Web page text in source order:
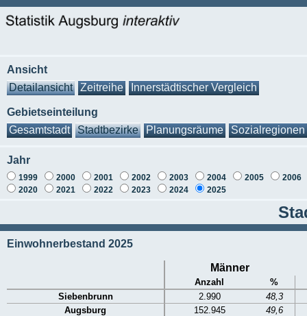
Ansicht
Detailansicht
Zeitreihe Innerstädtischer Vergleich
Gebietseinteilung
Gesamtstadt
Stadtbezirke Planungsräume Sozialregionen
Jahr
1999 2000 2001 2002 2003 2004 2005
2006
2020
2021 2022 2023 2024 2025
Einwohnerbestand 2025
Männer
Anzahl
%
Siebenbrunn
2.990
48,3
Augsburg
152.945 49,6